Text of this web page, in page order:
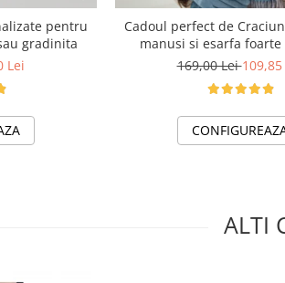
pentru
gradinita
Lei
Cadoul perfect de
manusi si esarfa foarte
calduroasa
169,00 Lei109,85
ALTI